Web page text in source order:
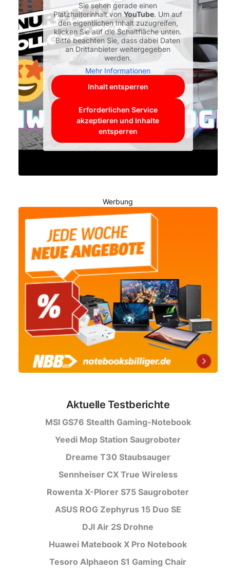
Sie sehen gerade einen
Platzhalterinhalt vonYouTube. Um auf
den eigentlichen Inhalt zuzugreifen,
klicken Sie auf die Schaltfläche unten.
Bitte beachten Sie, dass dabei Daten
an Drittanbieter weitergegeben
werden.
Mehr Informationen
Inhalt entsperren
Erforderlichen Service
akzeptieren und Inhalte
entsperren
Werbung
Aktuelle Testberichte
MSI GS76 Stealth Gaming-Notebook
Yeedi Mop Station Saugroboter
Dreame T30 Staubsauger
Sennheiser CX True Wireless
Rowenta X-Plorer S75 Saugroboter
ASUS ROG Zephyrus 15 Duo SE
DJI Air 2S Drohne
Huawei Matebook X Pro Notebook
Tesoro Alphaeon S1 Gaming Chair